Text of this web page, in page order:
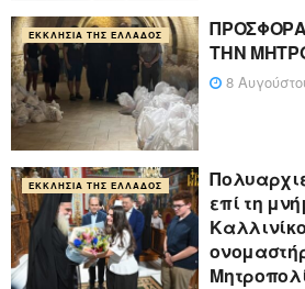
ΕΚΚΛΗΣΊΑ ΤΗΣ ΕΛΛΆΔΟΣ
ΤΗΝ
8
ΕΚΚΛΗΣΊΑ ΤΗΣ ΕΛΛΆΔΟΣ
επί τη